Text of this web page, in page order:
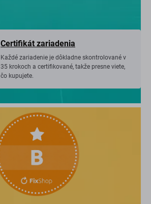
Certifikát zariadenia
Každé zariadenie je dôkladne skontrolované v
35 krokoch a certifikované, takže presne viete,
čo kupujete.